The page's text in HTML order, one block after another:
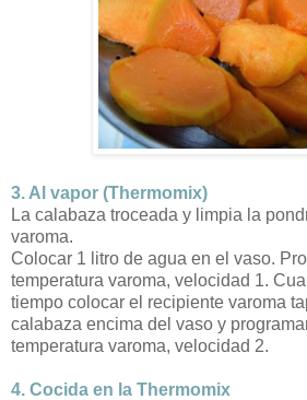
3. Al vapor (Thermomix)
La calabaza troceada y limpia la
varoma.
Colocar 1 litro de agua en el vaso.
temperatura varoma, velocidad 1.
tiempo colocar el recipiente varoma
calabaza encima del vaso y
temperatura varoma, velocidad 2.
4. Cocida en la Thermomix